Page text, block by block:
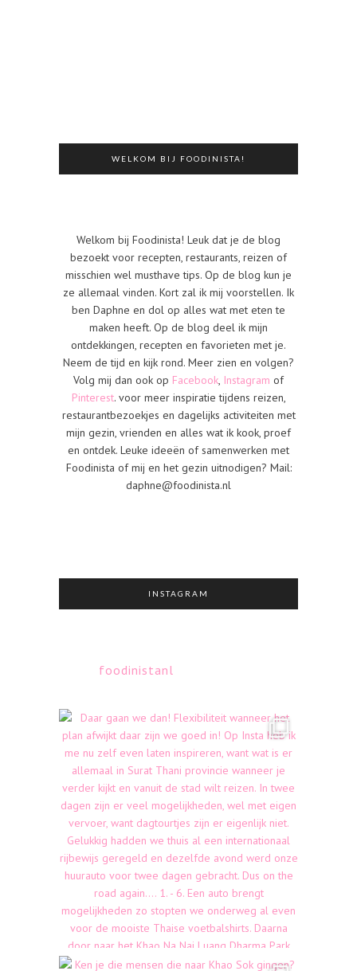
WELKOM BIJ FOODINISTA!
Welkom bij Foodinista! Leuk dat je de blog
bezoekt voor recepten, restaurants, reizen of
misschien wel musthave tips. Op de blog kun je
ze allemaal vinden. Kort zal ik mij voorstellen. Ik
ben Daphne en dol op alles wat met eten te
maken heeft. Op de blog deel ik mijn
ontdekkingen, recepten en favorieten met je.
Neem de tijd en kijk rond. Meer zien en volgen?
Volg mij dan ook op Facebook, Instagram of
Pinterest. voor meer inspiratie tijdens reizen,
restaurantbezoekjes en dagelijks activiteiten met
mijn gezin, vrienden en alles wat ik kook, proef
en ontdek. Leuke ideeën of samenwerken met
Foodinista of mij en het gezin uitnodigen? Mail:
daphne@foodinista.nl
INSTAGRAM
foodinistanl